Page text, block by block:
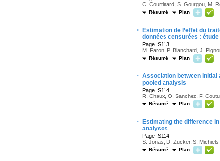
C. Courtinard, S. Gourgou, M.
Résumé Plan
·
Estimation de l’effet du
données censurées :
Page :S113
M. Faron, P. Blanchard, J.
Résumé Plan
· Association between initial
pooled analysis
Page :S114
R. Chaux, O. Sanchez, F.
Résumé Plan
·
Estimating the difference
analyses
Page :S114
S. Jonas, D. Zucker, S. Michiels
Résumé Plan